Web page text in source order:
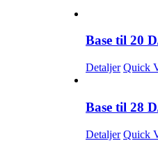
Base til 20
Detaljer Quick
Base til 28
Detaljer Quick